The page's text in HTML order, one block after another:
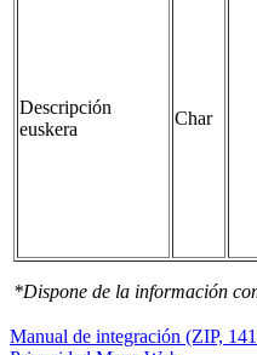
Descripción
euskera
Char
*Dispone de la información
Manual de integración (ZIP,